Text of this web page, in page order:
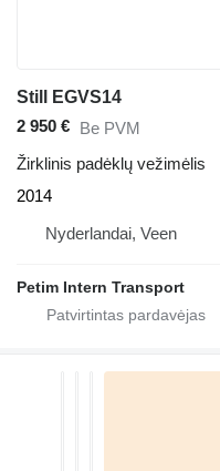
Still EGVS14
2 950 € Be PVM
Žirklinis padėklų vežimėlis
2014
Nyderlandai, Veen
Petim Intern Transport